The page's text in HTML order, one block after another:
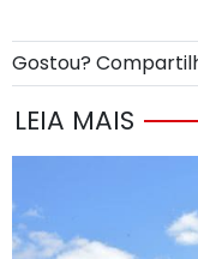
Gostou?
LEIA MAIS